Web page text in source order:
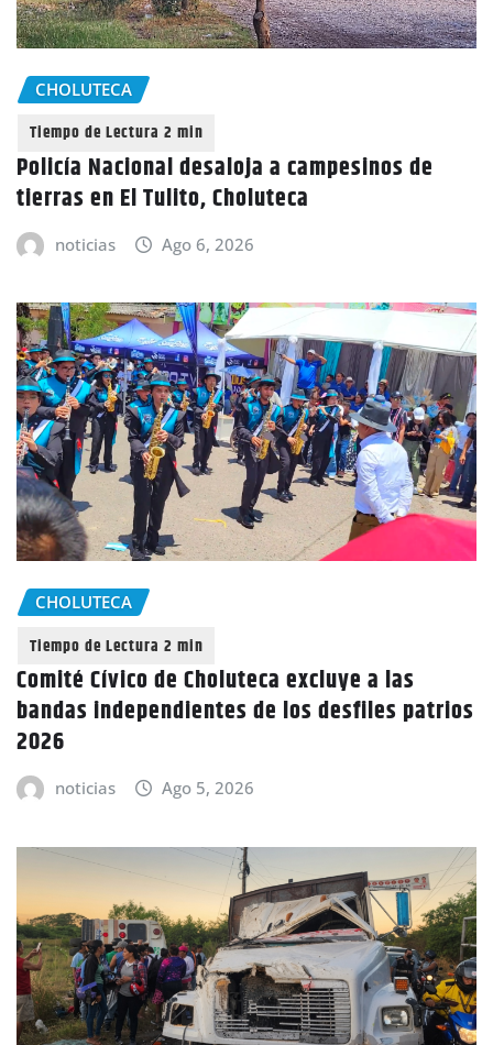
CHOLUTECA
Policía Nacional desaloja a campesinos de
tierras en El Tulito, Choluteca
noticias Ago 6, 2026
CHOLUTECA
Comité Cívico de Choluteca excluye a las
bandas independientes de los desfiles patrios
2026
noticias Ago 5, 2026